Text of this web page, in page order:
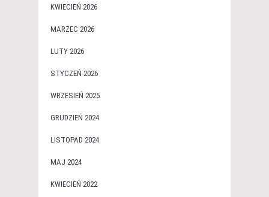
KWIECIEŃ 2026
MARZEC 2026
LUTY 2026
STYCZEŃ 2026
WRZESIEŃ 2025
GRUDZIEŃ 2024
LISTOPAD 2024
MAJ 2024
KWIECIEŃ 2022